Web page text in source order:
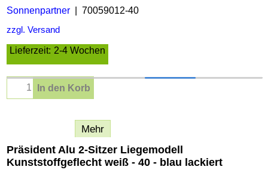
Sonnenpartner 70059012-40
zzgl. Versand
Lieferzeit: 2-4 Wochen
In den Korb
Mehr
Präsident Alu 2-Sitzer Liegemodell
Kunststoffgeflecht weiß - 40 - blau lackiert